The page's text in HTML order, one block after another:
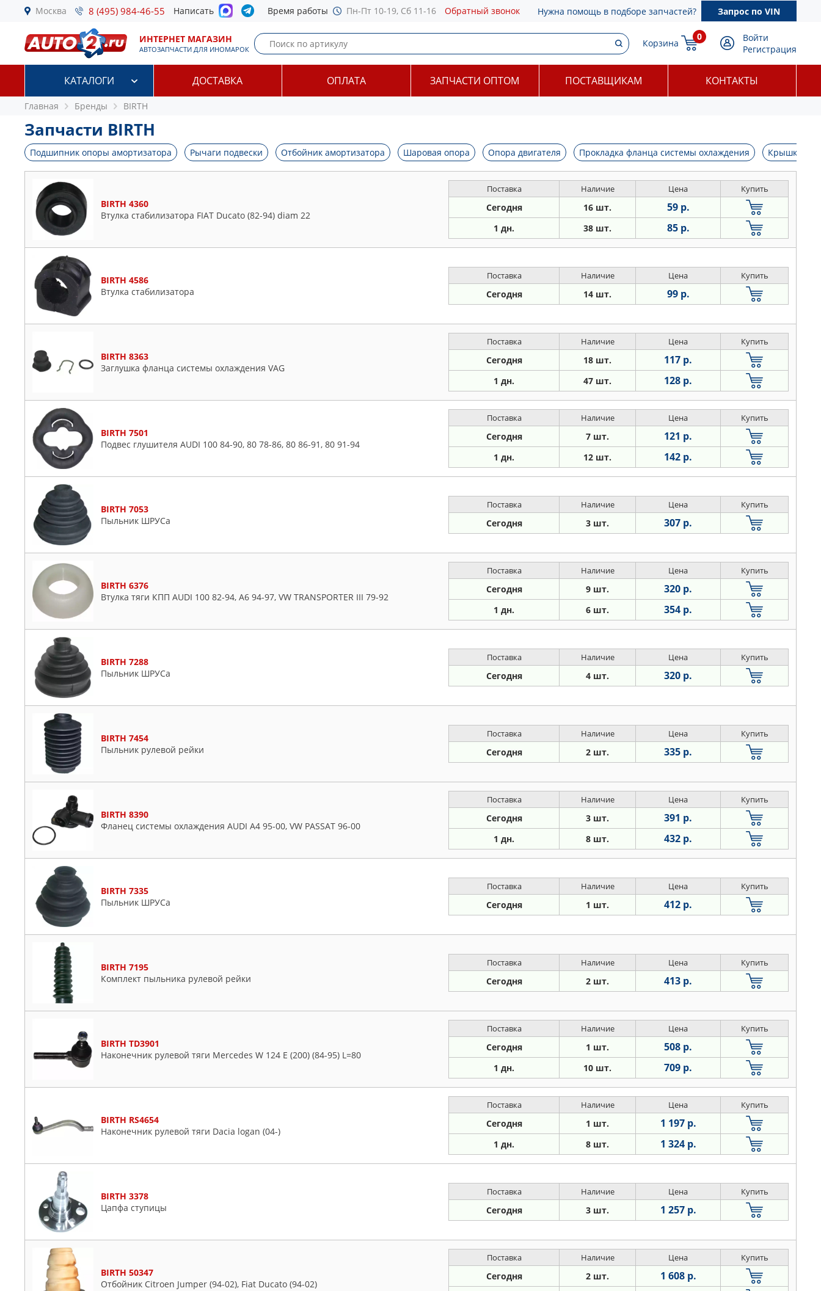
Москва 8 (495) 984-46-55 Написать Время работы Пн-Пт 10-19, Сб 11-16 Обратный звонок Нужна помощь в подборе запчастей? Запрос по VIN
ИНТЕРНЕТ МАГАЗИН
АВТОЗАПЧАСТИ ДЛЯ ИНОМАРОК
Корзина
0
Войти
Регистрация
КАТАЛОГИ ДОСТАВКА ОПЛАТА ЗАПЧАСТИ ОПТОМ ПОСТАВЩИКАМ КОНТАКТЫ
Главная Бренды BIRTH
Запчасти BIRTH
Подшипник опоры амортизатора Рычаги подвески Отбойник амортизатора Шаровая опора Опора двигателя Прокладка фланца системы охлаждения Крышка
BIRTH 4360
Втулка стабилизатора FIAT Ducato (82-94) diam 22
Поставка Наличие Цена Купить
Сегодня 16 шт. 59 р.
1 дн. 38 шт. 85 р.
BIRTH 4586
Втулка стабилизатора
Поставка Наличие Цена Купить
Сегодня 14 шт. 99 р.
BIRTH 8363
Заглушка фланца системы охлаждения VAG
Поставка Наличие Цена Купить
Сегодня 18 шт. 117 р.
1 дн. 47 шт. 128 р.
BIRTH 7501
Подвес глушителя AUDI 100 84-90, 80 78-86, 80 86-91, 80 91-94
Поставка Наличие Цена Купить
Сегодня 7 шт. 121 р.
1 дн. 12 шт. 142 р.
BIRTH 7053
Пыльник ШРУСа
Поставка Наличие Цена Купить
Сегодня 3 шт. 307 р.
BIRTH 6376
Втулка тяги КПП AUDI 100 82-94, A6 94-97, VW TRANSPORTER III 79-92
Поставка Наличие Цена Купить
Сегодня 9 шт. 320 р.
1 дн. 6 шт. 354 р.
BIRTH 7288
Пыльник ШРУСа
Поставка Наличие Цена Купить
Сегодня 4 шт. 320 р.
BIRTH 7454
Пыльник рулевой рейки
Поставка Наличие Цена Купить
Сегодня 2 шт. 335 р.
BIRTH 8390
Фланец системы охлаждения AUDI A4 95-00, VW PASSAT 96-00
Поставка Наличие Цена Купить
Сегодня 3 шт. 391 р.
1 дн. 8 шт. 432 р.
BIRTH 7335
Пыльник ШРУСа
Поставка Наличие Цена Купить
Сегодня 1 шт. 412 р.
BIRTH 7195
Комплект пыльника рулевой рейки
Поставка Наличие Цена Купить
Сегодня 2 шт. 413 р.
BIRTH TD3901
Наконечник рулевой тяги Mercedes W 124 E (200) (84-95) L=80
Поставка Наличие Цена Купить
Сегодня 1 шт. 508 р.
1 дн. 10 шт. 709 р.
BIRTH RS4654
Наконечник рулевой тяги Dacia logan (04-)
Поставка Наличие Цена Купить
Сегодня 1 шт. 1 197 р.
1 дн. 8 шт. 1 324 р.
BIRTH 3378
Цапфа ступицы
Поставка Наличие Цена Купить
Сегодня 3 шт. 1 257 р.
BIRTH 50347
Отбойник Citroen Jumper (94-02), Fiat Ducato (94-02)
Поставка Наличие Цена Купить
Сегодня 2 шт. 1 608 р.